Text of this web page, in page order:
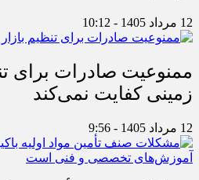
12 مرداد 1405 - 10:12
ممنوعیت صادرات برای
زمینی کفایت نمی‌کند
12 مرداد 1405 - 9:56